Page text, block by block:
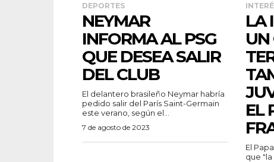
DEPORTES
NEYMAR
INFORMA AL PSG
QUE DESEA SALIR
DEL CLUB
El delantero brasileño Neymar habría
pedido salir del París Saint-Germain
este verano, según el...
7 de agosto de 2023
LA
UN
EL
El
que "la